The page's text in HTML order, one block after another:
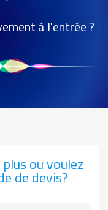
à l'entrée ?
ou voulez
de devis?